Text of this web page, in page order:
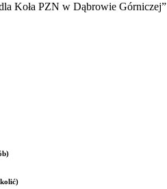
Koła PZN w Dąbrowie Górniczej”